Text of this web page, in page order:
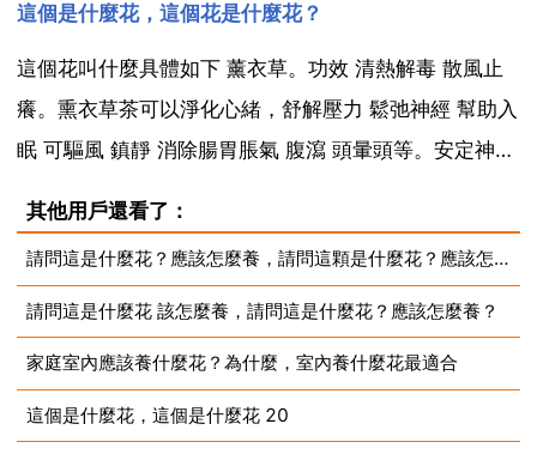
hibiscus rosa sinensis linn.又名扶桑 佛槿 中國薔薇。
漢語拼音 z...
這個是什麼花，這個花是什麼花？
這個花叫什麼具體如下 薰衣草。功效 清熱解毒 散風止
癢。熏衣草茶可以淨化心緒，舒解壓力 鬆弛神經 幫助入
眠 可驅風 鎮靜 消除腸胃脹氣 腹瀉 頭暈頭等。安定神經
眠，具促進食慾 養顏美膚的功效。薰衣草是一種具有很
高經濟價值和觀賞價值的香料植物，其香味獨...
其他用戶還看了：
請問這是什麼花？應該怎麼養，請問這顆是什麼花？應該怎麼養？
請問這是什麼花 該怎麼養，請問這是什麼花？應該怎麼養？
家庭室內應該養什麼花？為什麼，室內養什麼花最適合
這個是什麼花，這個是什麼花 20